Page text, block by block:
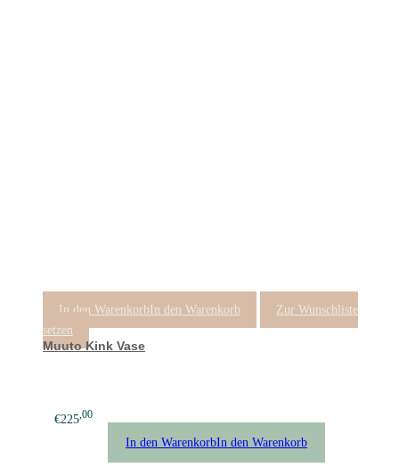
In den Warenkorb In den Warenkorb
Zur Wunschliste
setzen
Muuto Kink Vase
€225,00
In den WarenkorbIn den Warenkorb